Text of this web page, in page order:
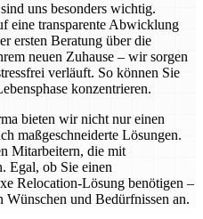
uns besonders wichtig.
eine transparente Abwicklung
ersten Beratung über die
neuen Zuhause – wir sorgen
verläuft. So können Sie
konzentrieren.
bieten wir nicht nur einen
maßgeschneiderte Lösungen.
Mitarbeitern, die mit
Egal, ob Sie einen
Relocation-Lösung benötigen –
und Bedürfnissen an.